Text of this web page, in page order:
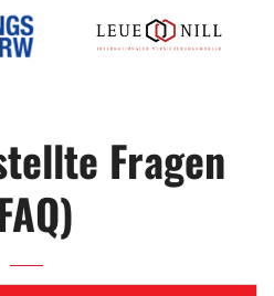
Fragen